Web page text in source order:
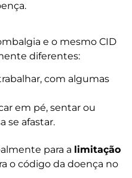
e o mesmo CID
diferentes:
com algumas
em pé, sentar ou
se afastar.
para a limitação
o código da doença no